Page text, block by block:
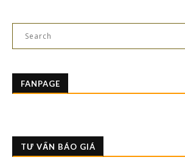
FANPAGE
TƯ VẤN BÁO GIÁ